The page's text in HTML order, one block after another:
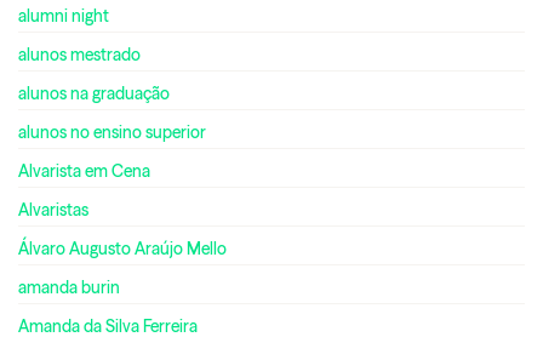
alumni night
alunos mestrado
alunos na graduação
alunos no ensino superior
Alvarista em Cena
Alvaristas
Álvaro Augusto Araújo Mello
amanda burin
Amanda da Silva Ferreira